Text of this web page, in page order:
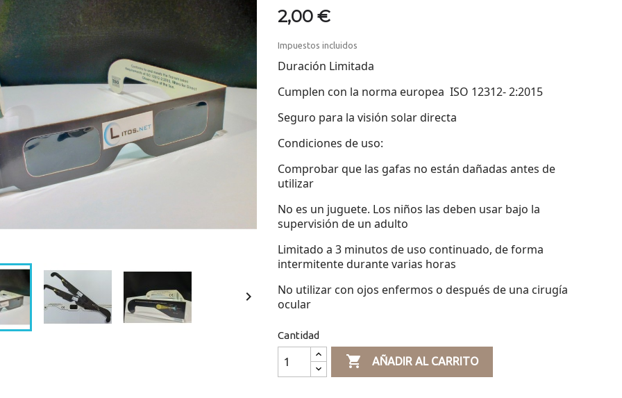

2,00 €
Impuestos incluidos
Duración Limitada
Cumplen con la norma europea ISO 12312- 2:2015
Seguro para la visión solar directa
Condiciones de uso:
Comprobar que las gafas no están dañadas antes de
utilizar
No es un juguete. Los niños las deben usar bajo la
supervisión de un adulto
Limitado a 3 minutos de uso continuado, de forma
intermitente durante varias horas
No utilizar con ojos enfermos o después de una cirugía
ocular
Cantidad
 AÑADIR AL CARRITO